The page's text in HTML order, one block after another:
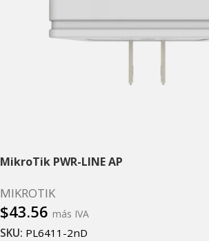
MikroTik PWR-LINE AP
MIKROTIK
$43.56 más IVA
SKU: PL6411-2nD